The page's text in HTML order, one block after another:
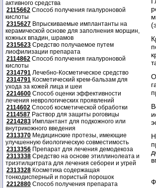
активного средства
2115662 Способ получения гиалуроновой
кислоты
2315627 Впрыскиваемые имплантанты на
керамической основе для заполнения морщин,
кожных впадин, шрамов
2315623 Средство получаемое путем
лиофилизации препарата
2114862 Способ получения гиалуроновой
кислоты
2314791 Лечебно-Косметическое средство
2314791 Косметический крем-бальзам для
ухода за кожей лица и шеи
2214600 Способ оценки эффективности
лечения неврологических проявлений
2114602 Способ косметической обработки
2114587 Раствор для защиты роговицы
2214283 Имплантант для подкожного или
внутрикожного введения
2313370 Медицинские протезы, имеющие
улучшенную биологическую совместимость
2313356 Препарат для лечения демодекоза
2313338 Средство на основе этиллинолеата и
триэтилцитрата для лечения себореи и угрей
2313328 Косметика содержащая
тонкодисперный и пористый порошок
2212880 Способ получения препарата